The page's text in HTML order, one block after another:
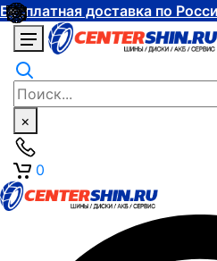
Бесплатная доставка по
×
0